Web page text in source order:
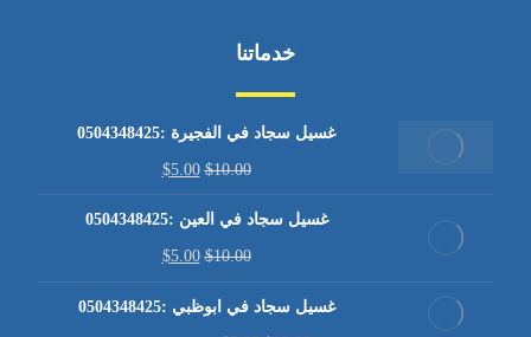
خدماتنا
غسيل سجاد في الفجيرة :0504348425
$10.00
$5.00
غسيل سجاد في العين :0504348425
$10.00
$5.00
غسيل سجاد في ابوظبي :0504348425